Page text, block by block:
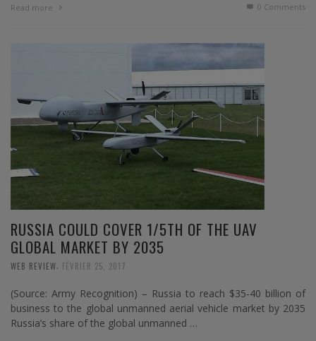
Read more 0 Comments
RUSSIA COULD COVER 1/5TH OF THE UAV
GLOBAL MARKET BY 2035
WEB REVIEW, FÉVRIER 25, 2017
(Source: Army Recognition) – Russia to reach $35-40 billion of
business to the global unmanned aerial vehicle market by 2035
Russia’s share of the global unmanned …